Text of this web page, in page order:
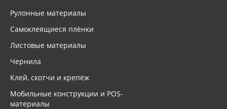
Рулонные материалы
Самоклеящиеся плёнки
Листовые материалы
Чернила
Клей, скотчи и крепёж
Мобильные конструкции и POS-
материалы